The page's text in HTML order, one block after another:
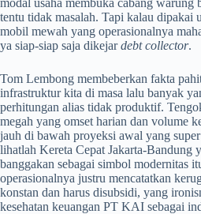
tentu tidak masalah. Tapi kalau dipakai
mobil mewah yang operasionalnya
ya siap-siap saja dikejardebt collector.
Tom Lembong membeberkan fakta
infrastruktur kita di masa lalu banyak
perhitungan alias tidak produktif.
megah yang omset harian dan volume
jauh di bawah proyeksi awal yang
lihatlah Kereta Cepat Jakarta-Bandung
banggakan sebagai simbol modernitas
operasionalnya justru mencatatkan
konstan dan harus disubsidi, yang
kesehatan keuangan PT KAI sebagai